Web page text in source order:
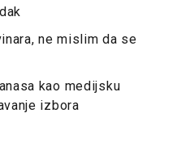
ne mislim da se
kao medijsku
izbora